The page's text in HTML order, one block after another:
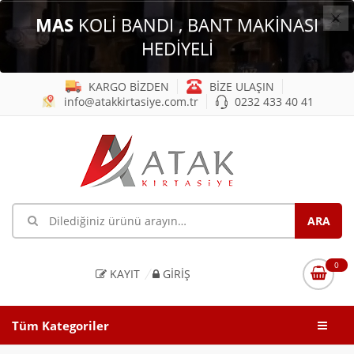
×
MAS KOLİ BANDI , BANT MAKİNASI
HEDİYELİ
KARGO BİZDEN
BİZE ULAŞIN
info@atakkirtasiye.com.tr
0232 433 40 41
KAYIT GIRIŞ
0
Tüm Kategoriler